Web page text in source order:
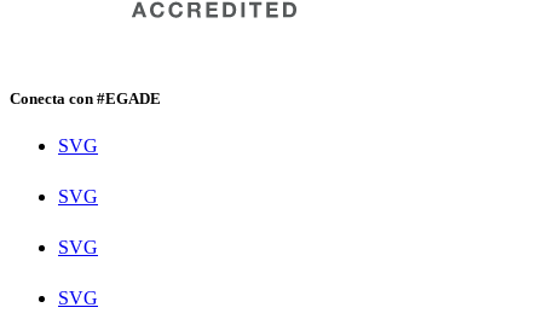
Conecta con #EGADE
SVG
SVG
SVG
SVG